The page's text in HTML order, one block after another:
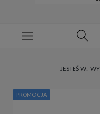
JESTEŚ W:
PROMOCJA